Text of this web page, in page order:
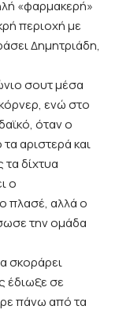
«φαρμακερή»
περιοχή με
Δημητριάδη,
σουτ μέσα
ενώ στο
όταν ο
αριστερά και
δίχτυα
ο
πλασέ, αλλά ο
την ομάδα
σκοράρει
έδιωξε σε
πάνω από τα